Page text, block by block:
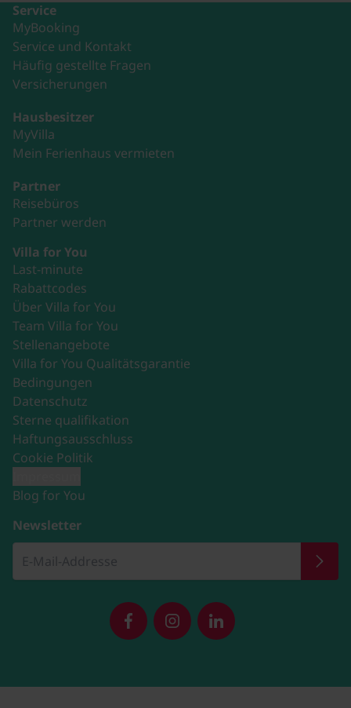
Service
MyBooking
Service und Kontakt
Häufig gestellte Fragen
Versicherungen
Hausbesitzer
MyVilla
Mein Ferienhaus vermieten
Partner
Reisebüros
Partner werden
Villa for You
Last-minute
Rabattcodes
Über Villa for You
Team Villa for You
Stellenangebote
Villa for You Qualitätsgarantie
Bedingungen
Datenschutz
Sterne qualifikation
Haftungsausschluss
Cookie Politik
Blog for You
Newsletter